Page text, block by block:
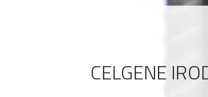
CELGENE